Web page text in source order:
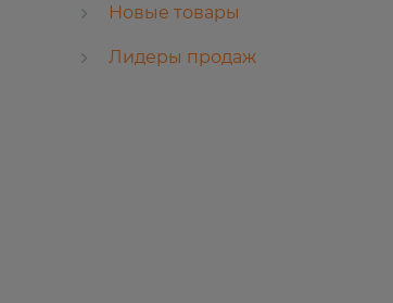
Новые товары
Лидеры продаж